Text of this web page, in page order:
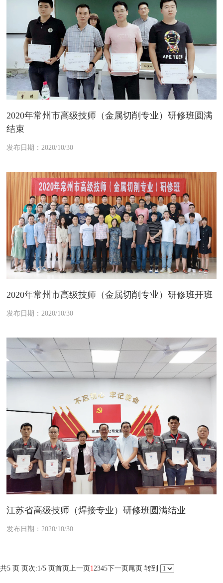
2020年常州市高级技师（金属切削专业）研修班圆满
结束
发布日期：2020/10/30
2020年常州市高级技师（金属切削专业）研修班开班
发布日期：2020/10/30
江苏省高级技师（焊接专业）研修班圆满结业
发布日期：2020/10/30
共5 页 页次:1/5 页首页上一页12345下一页尾页 转到